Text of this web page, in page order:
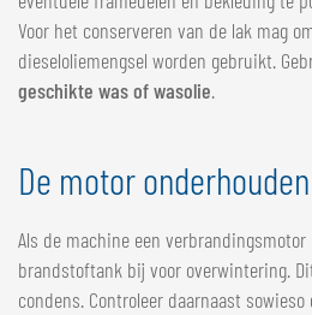
Voor het conserveren van de lak mag
dieseloliemengsel worden gebruikt.
geschikte was of wasolie.
De motor onderhouden
Als de machine een
brandstoftank bij voor overwintering.
condens. Controleer daarnaast sowieso